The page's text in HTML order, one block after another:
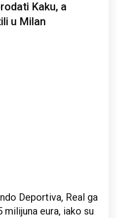
Kaku, a
u Milan
Deportiva, Real ga
eura, iako su